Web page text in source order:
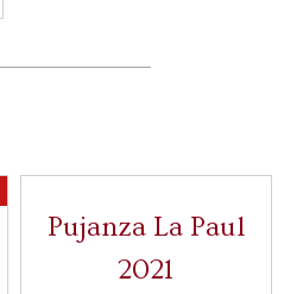
Pujanza La Paul
2021